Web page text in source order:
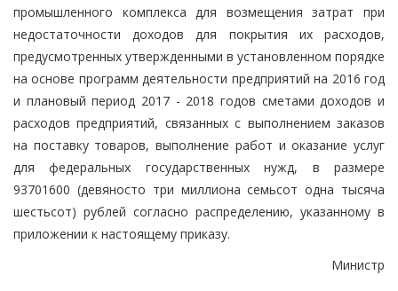
промышленного комплекса для возмещения затрат при
недостаточности доходов для покрытия их расходов,
предусмотренных утвержденными в установленном порядке
на основе программ деятельности предприятий на 2016 год
и плановый период 2017 - 2018 годов сметами доходов и
расходов предприятий, связанных с выполнением заказов
на поставку товаров, выполнение работ и оказание услуг
для федеральных государственных нужд, в размере
93701600 (девяносто три миллиона семьсот одна тысяча
шестьсот) рублей согласно распределению, указанному в
приложении к настоящему приказу.
Министр